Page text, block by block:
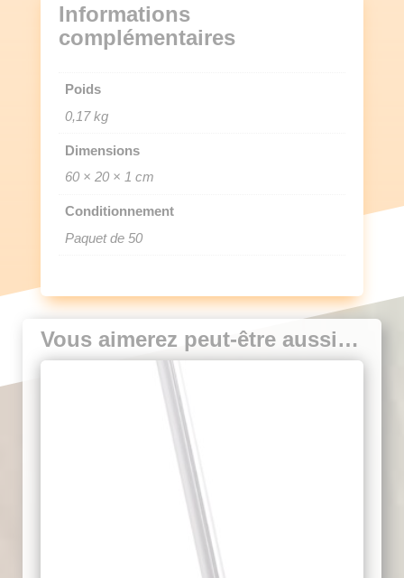
Informations
complémentaires
Poids
0,17 kg
Dimensions
60 × 20 × 1 cm
Conditionnement
Paquet de 50
Vous aimerez peut-être aussi…